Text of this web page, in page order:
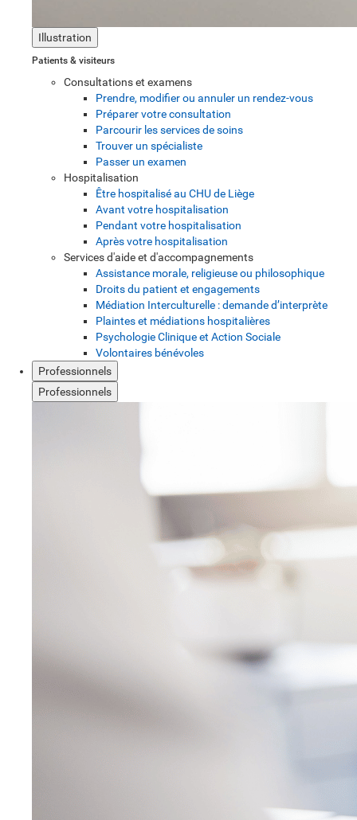
Illustration
Patients & visiteurs
Consultations et examens
Prendre, modifier ou annuler un rendez-vous
Préparer votre consultation
Parcourir les services de soins
Trouver un spécialiste
Passer un examen
Hospitalisation
Être hospitalisé au CHU de Liège
Avant votre hospitalisation
Pendant votre hospitalisation
Après votre hospitalisation
Services d'aide et d'accompagnements
Assistance morale, religieuse ou philosophique
Droits du patient et engagements
Médiation Interculturelle : demande d’interprète
Plaintes et médiations hospitalières
Psychologie Clinique et Action Sociale
Volontaires bénévoles
Professionnels
Professionnels